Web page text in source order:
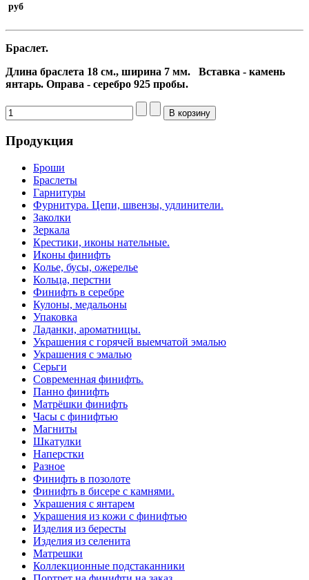
руб
Браслет.
Длина браслета 18 см., ширина 7 мм.
Вставка - камень
янтарь. Оправа - серебро 925 пробы.
Продукция
Броши
Браслеты
Гарнитуры
Фурнитура. Цепи, швензы, удлинители.
Заколки
Зеркала
Крестики, иконы нательные.
Иконы финифть
Колье, бусы, ожерелье
Кольца, перстни
Финифть в серебре
Кулоны, медальоны
Упаковка
Ладанки, ароматницы.
Украшения с горячей выемчатой эмалью
Украшения с эмалью
Серьги
Современная финифть.
Панно финифть
Матрёшки финифть
Часы с финифтью
Магниты
Шкатулки
Наперстки
Разное
Финифть в позолоте
Финифть в бисере с камнями.
Украшения с янтарем
Украшения из кожи с финифтью
Изделия из бересты
Изделия из селенита
Матрешки
Коллекционные подстаканники